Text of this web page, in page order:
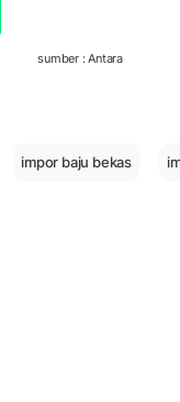
sumber : Antara
impor baju bekas